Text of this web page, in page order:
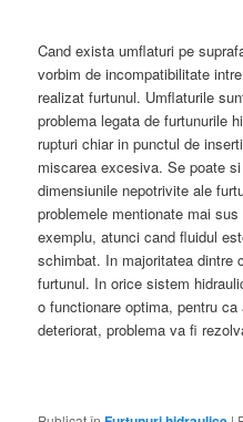
Cand exista umflaturi pe
vorbim de incompatibilitate
realizat furtunul. Umflaturile
problema legata de furtunurile
rupturi chiar in punctul de
miscarea excesiva. Se poate
dimensiunile nepotrivite ale
problemele mentionate mai
exemplu, atunci cand fluidul
schimbat. In majoritatea dintre
furtunul. In orice sistem
o functionare optima, pentru
deteriorat, problema va fi